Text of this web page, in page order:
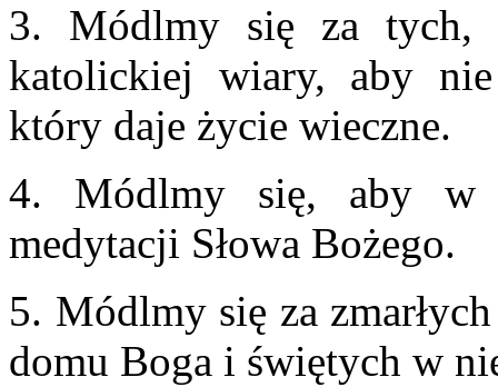
3. Módlmy się za tych,
katolickiej wiary, aby
który daje życie wieczne.
4. Módlmy się, aby w
medytacji Słowa Bożego.
5. Módlmy się za
domu Boga i świętych w